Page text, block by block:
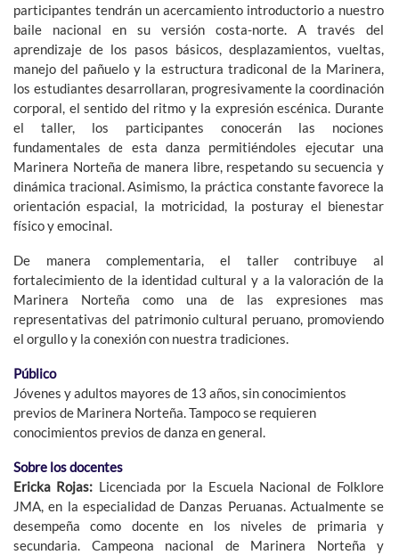
participantes tendrán un acercamiento introductorio a nuestro
baile nacional en su versión costa-norte. A través del
aprendizaje de los pasos básicos, desplazamientos, vueltas,
manejo del pañuelo y la estructura tradiconal de la Marinera,
los estudiantes desarrollaran, progresivamente la coordinación
corporal, el sentido del ritmo y la expresión escénica. Durante
el taller, los participantes conocerán las nociones
fundamentales de esta danza permitiéndoles ejecutar una
Marinera Norteña de manera libre, respetando su secuencia y
dinámica tracional. Asimismo, la práctica constante favorece la
orientación espacial, la motricidad, la posturay el bienestar
físico y emocinal.
De manera complementaria, el taller contribuye al
fortalecimiento de la identidad cultural y a la valoración de la
Marinera Norteña como una de las expresiones mas
representativas del patrimonio cultural peruano, promoviendo
el orgullo y la conexión con nuestra tradiciones.
Público
Jóvenes y adultos mayores de 13 años, sin conocimientos
previos de Marinera Norteña. Tampoco se requieren
conocimientos previos de danza en general.
Sobre los docentes
Ericka Rojas: Licenciada por la Escuela Nacional de Folklore
JMA, en la especialidad de Danzas Peruanas. Actualmente se
desempeña como docente en los niveles de primaria y
secundaria. Campeona nacional de Marinera Norteña y